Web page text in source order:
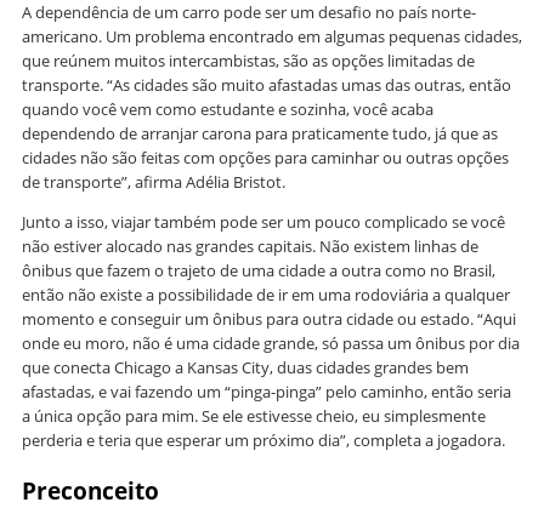
A dependência de um carro pode ser um desafio no país norte-
americano. Um problema encontrado em algumas pequenas cidades,
que reúnem muitos intercambistas, são as opções limitadas de
transporte. “As cidades são muito afastadas umas das outras, então
quando você vem como estudante e sozinha, você acaba
dependendo de arranjar carona para praticamente tudo, já que as
cidades não são feitas com opções para caminhar ou outras opções
de transporte”, afirma Adélia Bristot.
Junto a isso, viajar também pode ser um pouco complicado se você
não estiver alocado nas grandes capitais. Não existem linhas de
ônibus que fazem o trajeto de uma cidade a outra como no Brasil,
então não existe a possibilidade de ir em uma rodoviária a qualquer
momento e conseguir um ônibus para outra cidade ou estado. “Aqui
onde eu moro, não é uma cidade grande, só passa um ônibus por dia
que conecta Chicago a Kansas City, duas cidades grandes bem
afastadas, e vai fazendo um “pinga-pinga” pelo caminho, então seria
a única opção para mim. Se ele estivesse cheio, eu simplesmente
perderia e teria que esperar um próximo dia”, completa a jogadora.
Preconceito